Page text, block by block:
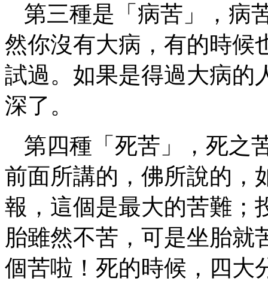
第三種是「病苦」，病
然你沒有大病，有的時候
試過。如果是得過大病的
深了。
第四種「死苦」，死之
前面所講的，佛所說的，
報，這個是最大的苦難；
胎雖然不苦，可是坐胎就
個苦啦！死的時候，四大